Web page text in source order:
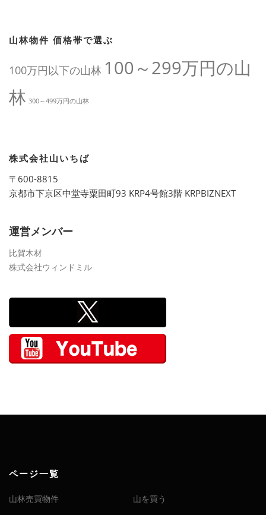
山林物件 価格帯で選ぶ
100万円以下の山林 100～299万円の山
林 300～499万円の山林
株式会社山いちば
〒600-8815
京都市下京区中堂寺粟田町93 KRP4号館3階 KRPBIZNEXT
運営メンバー
比賀木材
株式会社ウィンドミル
ページ一覧
山林売買物件 山を買う